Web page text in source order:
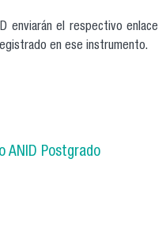
enviarán el respectivo enlace
en ese instrumento.
ANID Postgrado